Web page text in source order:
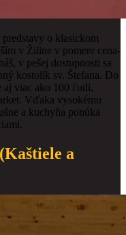
o klasickom
v Žiline v pomere cena-
v pešej dostupnosti sa
kostolík sv. Štefana. Do
aj viac ako 100 ľudí,
Vďaka vysokému
a kuchyňa ponúka
a